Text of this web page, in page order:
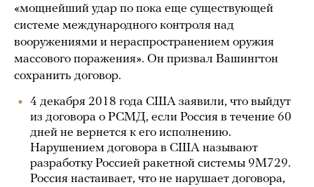
«мощнейший удар по пока еще существующей
системе международного контроля над
вооружениями и нераспространением оружия
массового поражения». Он призвал Вашингтон
сохранить договор.
4 декабря 2018 года США заявили, что выйдут
из договора о РСМД, если Россия в течение 60
дней не вернется к его исполнению.
Нарушением договора в США называют
разработку Россией ракетной системы 9М729.
Россия настаивает, что не нарушает договора,